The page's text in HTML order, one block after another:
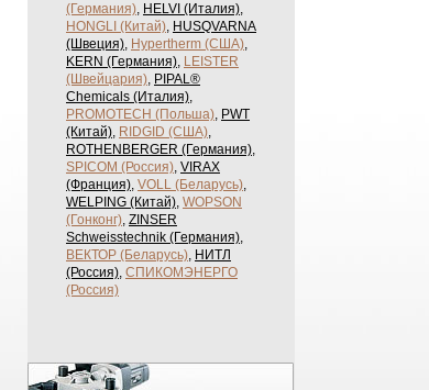
(Германия), HELVI (Италия),
HONGLI (Китай), HUSQVARNA
(Швеция), Hypertherm (США),
KERN (Германия), LEISTER
(Швейцария), PIPAL®
Chemicals (Италия),
PROMOTECH (Польша), PWT
(Китай), RIDGID (США),
ROTHENBERGER (Германия),
SPICOM (Россия), VIRAX
(Франция), VOLL (Беларусь),
WELPING (Китай), WOPSON
(Гонконг), ZINSER
Schweisstechnik (Германия),
ВЕКТОР (Беларусь), НИТЛ
(Россия), СПИКОМЭНЕРГО
(Россия)